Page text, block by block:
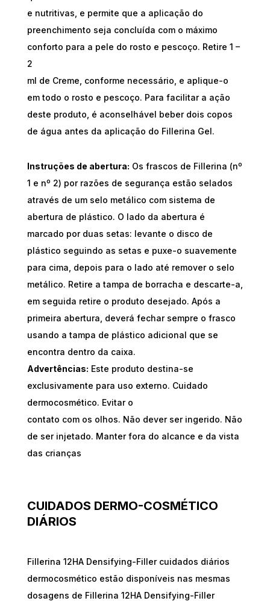
e nutritivas, e permite que a aplicação do
preenchimento seja concluída com o máximo
conforto para a pele do rosto e pescoço. Retire 1 –
2
ml de Creme, conforme necessário, e aplique-o
em todo o rosto e pescoço. Para facilitar a ação
deste produto, é aconselhável beber dois copos
de água antes da aplicação do Fillerina Gel.
Instruções de abertura: Os frascos de Fillerina (nº
1 e nº 2) por razões de segurança estão selados
através de um selo metálico com sistema de
abertura de plástico. O lado da abertura é
marcado por duas setas: levante o disco de
plástico seguindo as setas e puxe-o suavemente
para cima, depois para o lado até remover o selo
metálico. Retire a tampa de borracha e descarte-a,
em seguida retire o produto desejado. Após a
primeira abertura, deverá fechar sempre o frasco
usando a tampa de plástico adicional que se
encontra dentro da caixa.
Advertências: Este produto destina-se
exclusivamente para uso externo. Cuidado
dermocosmético. Evitar o
contato com os olhos. Não dever ser ingerido. Não
de ser injetado. Manter fora do alcance e da vista
das crianças
CUIDADOS DERMO-COSMÉTICO
DIÁRIOS
Fillerina 12HA Densifying-Filler cuidados diários
dermocosmético estão disponíveis nas mesmas
dosagens de Fillerina 12HA Densifying-Filler